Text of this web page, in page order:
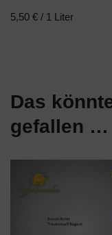
5,50 € / 1 Liter
Das
gefallen …